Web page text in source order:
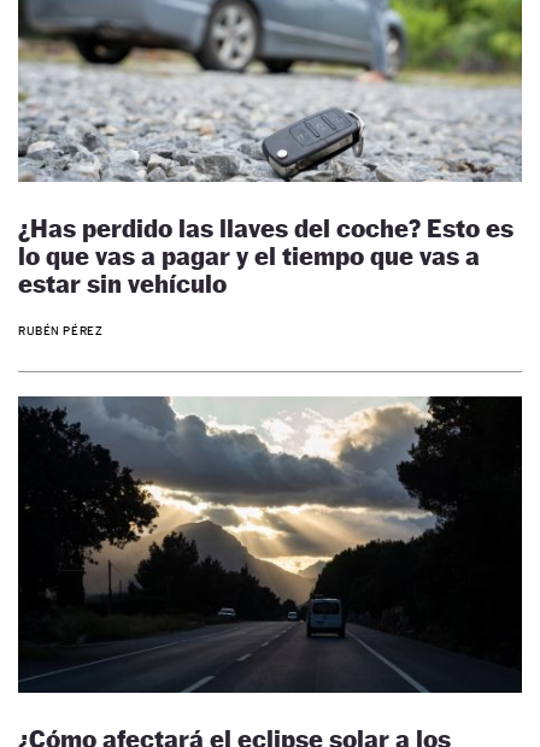
¿Has perdido las llaves del coche? Esto es
lo que vas a pagar y el tiempo que vas a
estar sin vehículo
RUBÉN PÉREZ
¿Cómo afectará el eclipse solar a los